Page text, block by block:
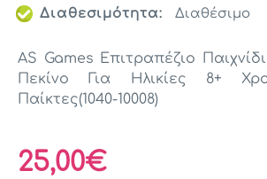
Διαθεσιμότητα:
Διαθέσιμο
AS Games Επιτραπέζιο
Πεκίνο Για Ηλικίες 8+
Παίκτες(1040-10008)
25,00€